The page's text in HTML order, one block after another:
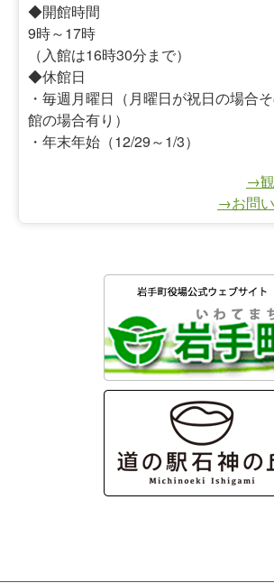
◆開館時間
9時～17時
（入館は16時30分まで）
◆休館日
・毎週月曜日（月曜日が祝日の場合
館の場合有り）
・年末年始（12/29～1/3）
→
→お問